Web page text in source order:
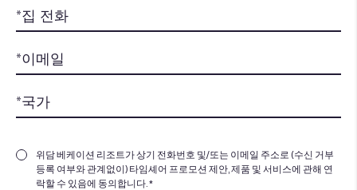
위담 베케이션 리조트가 상기 전화번호 및/또는 이메일 주소로 (수신 거부
등록 여부와 관계없이) 타임셰어 프로모션 제안, 제품 및 서비스에 관해 연
락할 수 있음에 동의합니다. *